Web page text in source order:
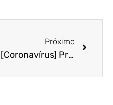
Próximo
[Coronavírus] Prorrogados os pagamentos das parcelas da RFB e PGFN